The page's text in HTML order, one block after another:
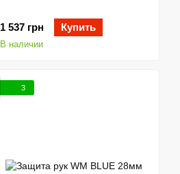
1 537 грн Купить
В наличии
3